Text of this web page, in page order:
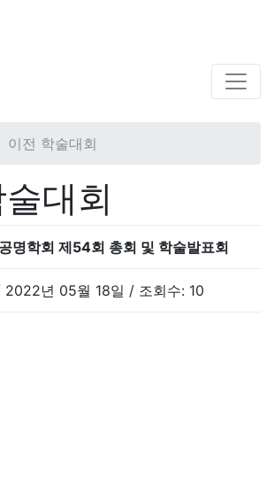
이전 학술대회
대회
명학회 제54회 총회 및 학술발표회
2022년 05월 18일 / 조회수: 10